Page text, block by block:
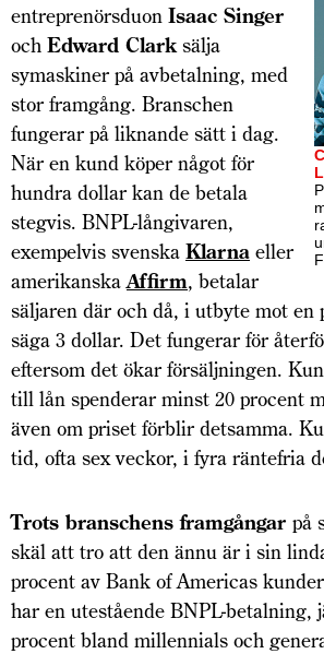
entreprenörsduon Isaac Singer
och Edward Clarksälja
symaskiner på avbetalning, med
stor framgång. Branschen
fungerar på liknande sätt i dag.
När en kund köper något för
hundra dollar kan de betala
stegvis. BNPL-långivaren,
exempelvis svenska Klarna eller
amerikanskaAffirm, betalar
säljaren där och då, i utbyte mot en
säga 3 dollar. Det fungerar för
eftersom det ökar försäljningen.
till lån spenderar minst 20 procent
även om priset förblir detsamma.
tid, ofta sex veckor, i fyra räntefria
Trots branschens framgångar på
skäl att tro att den ännu är i sin
procent av Bank of Americas
har en utestående BNPL-betalning,
procent bland millennials och